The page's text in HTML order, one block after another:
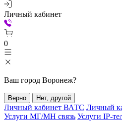
Личный кабинет
0
Ваш город Воронеж?
Верно Нет, другой
Личный кабинет ВАТС Личный
Услуги МГ/МН связь Услуги IP-